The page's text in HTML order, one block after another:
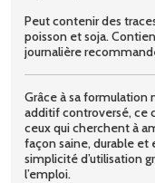
Peut contenir des
poisson et soja.
journalière
Grâce à sa formulation
additif controversé, ce
ceux qui cherchent à
façon saine, durable
simplicité d’utilisation
l’emploi.